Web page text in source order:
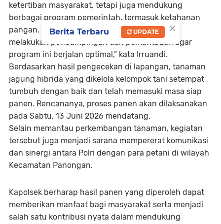
ketertiban masyarakat, tetapi juga mendukung
berbagai program pemerintah, termasuk ketahanan
pangan. Melalui Bhabinkamtibmas, kami terus
melakukan pendampingan dan pemantauan agar
program ini berjalan optimal,” kata Irruandi.
Berdasarkan hasil pengecekan di lapangan, tanaman
jagung hibrida yang dikelola kelompok tani setempat
tumbuh dengan baik dan telah memasuki masa siap
panen. Rencananya, proses panen akan dilaksanakan
pada Sabtu, 13 Juni 2026 mendatang.
Selain memantau perkembangan tanaman, kegiatan
tersebut juga menjadi sarana mempererat komunikasi
dan sinergi antara Polri dengan para petani di wilayah
Kecamatan Panongan.
Kapolsek berharap hasil panen yang diperoleh dapat
memberikan manfaat bagi masyarakat serta menjadi
salah satu kontribusi nyata dalam mendukung
×
Berita Terbaru UPDATE